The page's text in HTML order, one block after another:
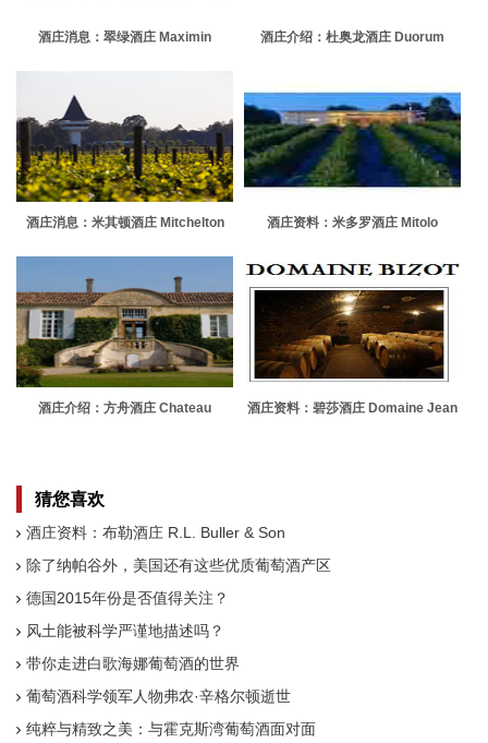
酒庄消息：翠绿酒庄 Maximin
酒庄介绍：杜奥龙酒庄 Duorum
酒庄消息：米其顿酒庄 Mitchelton
酒庄资料：米多罗酒庄 Mitolo
酒庄介绍：方舟酒庄 Chateau
酒庄资料：碧莎酒庄 Domaine Jean
猜您喜欢
酒庄资料：布勒酒庄 R.L. Buller & Son
除了纳帕谷外，美国还有这些优质葡萄酒产区
德国2015年份是否值得关注？
风土能被科学严谨地描述吗？
带你走进白歌海娜葡萄酒的世界
葡萄酒科学领军人物弗农·辛格尔顿逝世
纯粹与精致之美：与霍克斯湾葡萄酒面对面